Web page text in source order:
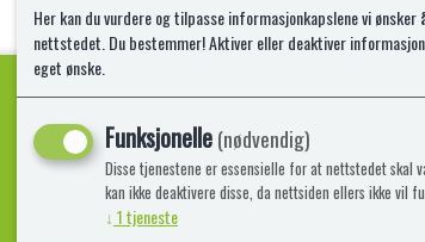
Kvalitetsprodukter!
Her kan du vurdere og tilpasse informasjonkapslene vi
nettstedet. Du bestemmer! Aktiver eller deaktiver
eget ønske.
Funksjonelle(nødvendig)
Disse tjenestene er essensielle for at nettstedet skal
kan ikke deaktivere disse, da nettsiden ellers ikke vil
↓ 1tjeneste